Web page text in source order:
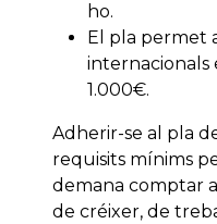
ho.
El pla permet
internacionals
1.000€.
Adherir-se al pla
requisits mínims
demana comptar
de créixer, de